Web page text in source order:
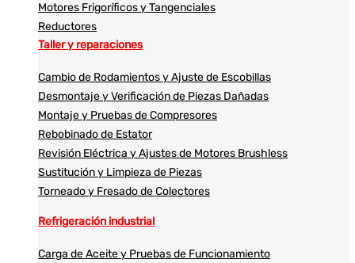
Motores Frigoríficos y Tangenciales
Reductores
Taller y reparaciones
Cambio de Rodamientos y Ajuste de Escobillas
Desmontaje y Verificación de Piezas Dañadas
Montaje y Pruebas de Compresores
Rebobinado de Estator
Revisión Eléctrica y Ajustes de Motores Brushless
Sustitución y Limpieza de Piezas
Torneado y Fresado de Colectores
Refrigeración industrial
Carga de Aceite y Pruebas de Funcionamiento